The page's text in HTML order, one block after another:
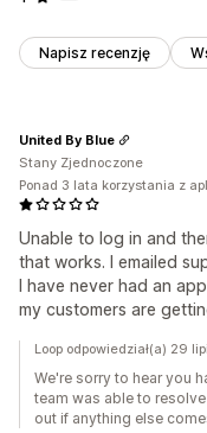
Napisz recenzję
Unable to log in and
that works. I emailed
I have never had an
my customers are
United By Blue
Stany Zjednoczone
Ponad 3 lata korzystania z
Loop odpowiedział(a) 29
We're sorry to hear you
team was able to
out if anything else